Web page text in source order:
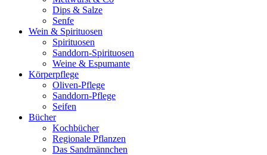
Dips & Salze
Senfe
Wein & Spirituosen
Spirituosen
Sanddorn-Spirituosen
Weine & Espumante
Körperpflege
Oliven-Pflege
Sanddorn-Pflege
Seifen
Bücher
Kochbücher
Regionale Pflanzen
Das Sandmännchen